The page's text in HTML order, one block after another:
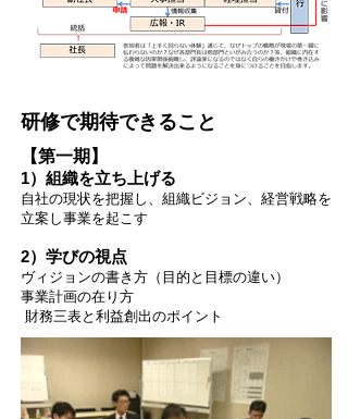
研修で期待できること
【第一期】
1）組織を立ち上げる
自社の現状を把握し、組織ビジョン、経営戦略を
立案し事業を起こす
2）学びの視点
ヴィジョンの書き方（目的と目標の違い）
事業計画の在り方
財務三表と利益創出のポイント